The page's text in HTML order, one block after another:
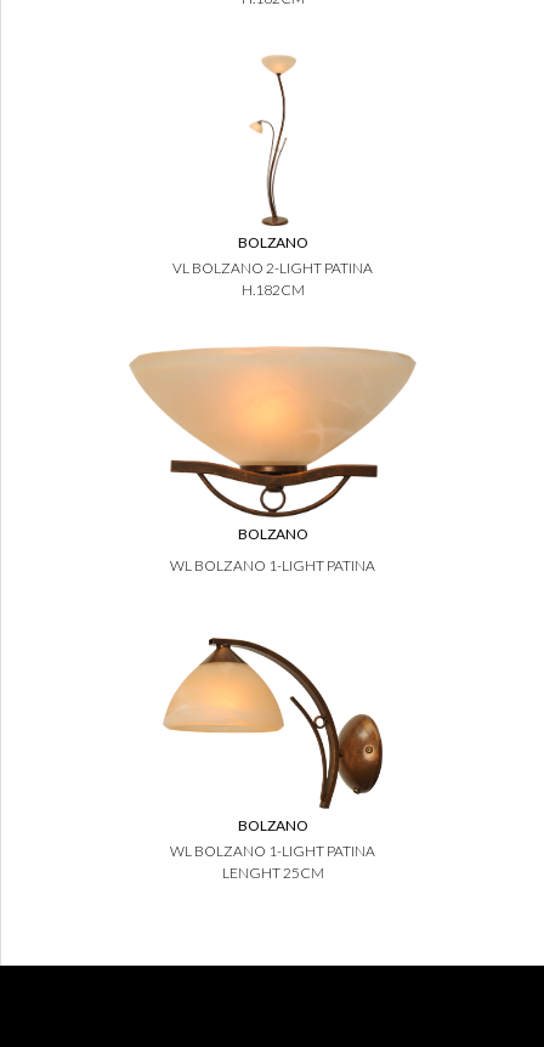
BOLZANO
VL BOLZANO 2-LIGHT PATINA
H.182CM
BOLZANO
WL BOLZANO 1-LIGHT PATINA
BOLZANO
WL BOLZANO 1-LIGHT PATINA
LENGHT 25CM